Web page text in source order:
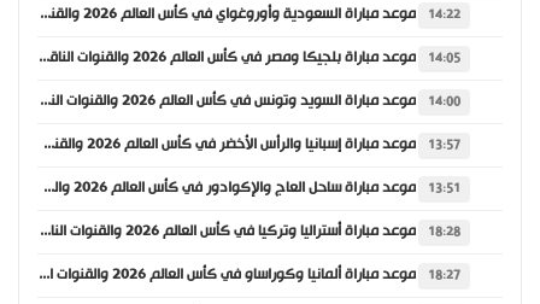
14:22 موعد مباراة السعودية وأوروغواي في كأس العالم 2026 والقنوات الناقلة
14:05 موعد مباراة بلجيكا ومصر في كأس العالم 2026 والقنوات الناقلة
14:00 موعد مباراة السويد وتونس في كأس العالم 2026 والقنوات الناقلة
13:57 موعد مباراة إسبانيا والرأس الأخضر في كأس العالم 2026 والقنوات الناقلة
13:51 موعد مباراة ساحل العاج والإكوادور في كأس العالم 2026 والقنوات الناقلة
18:28 موعد مباراة أستراليا وتركيا في كأس العالم 2026 والقنوات الناقلة
18:27 موعد مباراة ألمانيا وكوراساو في كأس العالم 2026 والقنوات الناقلة